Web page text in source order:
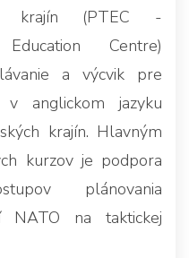
krajín (PTEC -
Centre)
a výcvik pre
v anglickom jazyku
krajín. Hlavným
kurzov je podpora
plánovania
NATO na taktickej